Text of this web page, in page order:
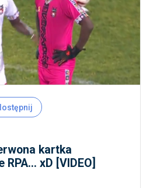
kartka
xD [VIDEO]